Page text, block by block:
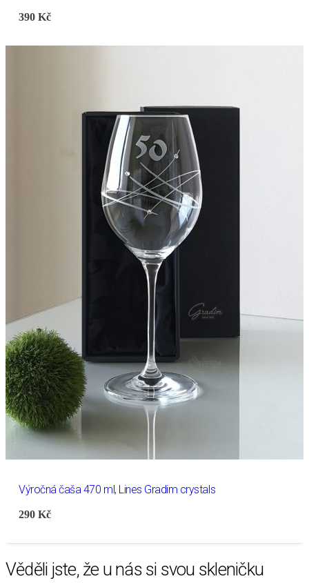
390Kč
Výročná čaša 470 ml, Lines Gradim crystals
290Kč
Věděli jste, že u nás si svou skleničku